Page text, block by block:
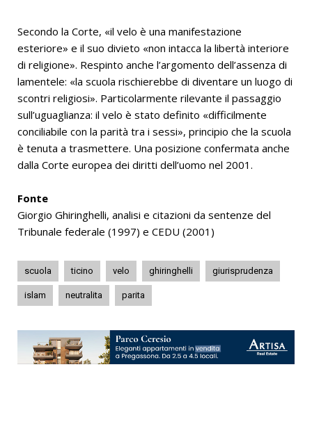
Secondo la Corte, «il velo è una manifestazione
esteriore» e il suo divieto «non intacca la libertà interiore
di religione». Respinto anche l’argomento dell’assenza di
lamentele: «la scuola rischierebbe di diventare un luogo di
scontri religiosi». Particolarmente rilevante il passaggio
sull’uguaglianza: il velo è stato definito «difficilmente
conciliabile con la parità tra i sessi», principio che la scuola
è tenuta a trasmettere. Una posizione confermata anche
dalla Corte europea dei diritti dell’uomo nel 2001.
Fonte
Giorgio Ghiringhelli, analisi e citazioni da sentenze del
Tribunale federale (1997) e CEDU (2001)
scuola ticino velo ghiringhelli giurisprudenza
islam neutralita parita